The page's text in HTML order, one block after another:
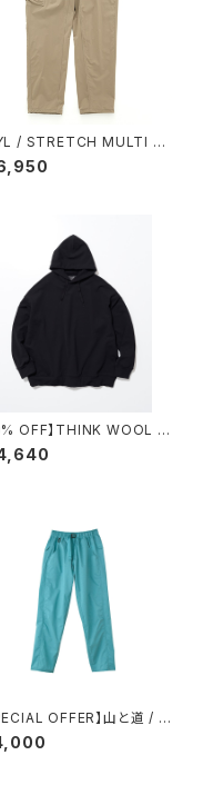
/ STRETCH MULTI P
PANTS（BEIGE）
OFF】THINK WOOL /
LINING PARKA
OFFER】山と道 / LI
５POCKET PANTS（WO